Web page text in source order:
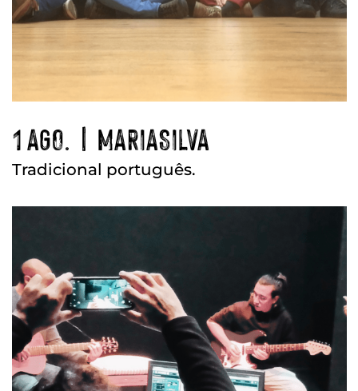
1 AGO. | MARIASILVA
Tradicional português.